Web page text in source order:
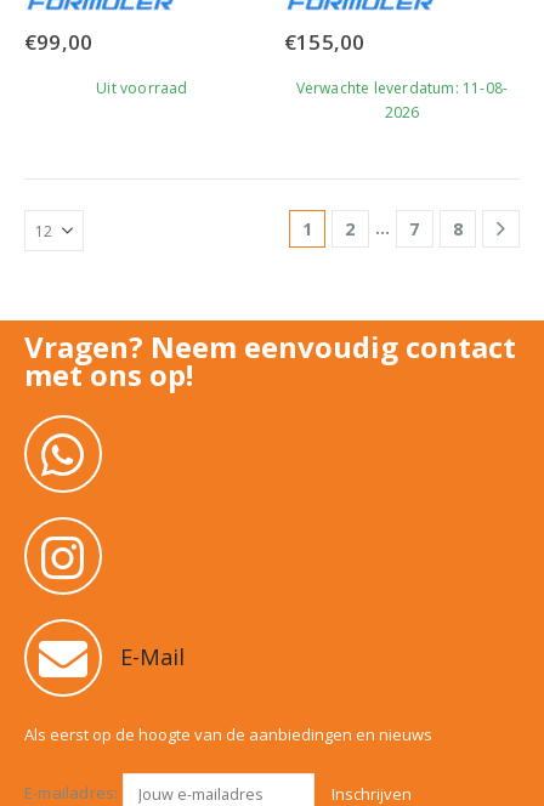
€99,00
Uit voorraad
€155,00
Verwachte leverdatum: 11-08-
2026
1 2 … 7 8
Vragen? Neem eenvoudig contact
met ons op!
E-Mail
Als eerst op de hoogte van de aanbiedingen en nieuws
E-mailadres: